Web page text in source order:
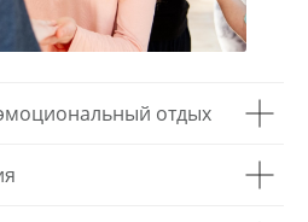
отдых